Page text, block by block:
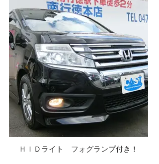
ＨＩＤライト フォグランプ付き！